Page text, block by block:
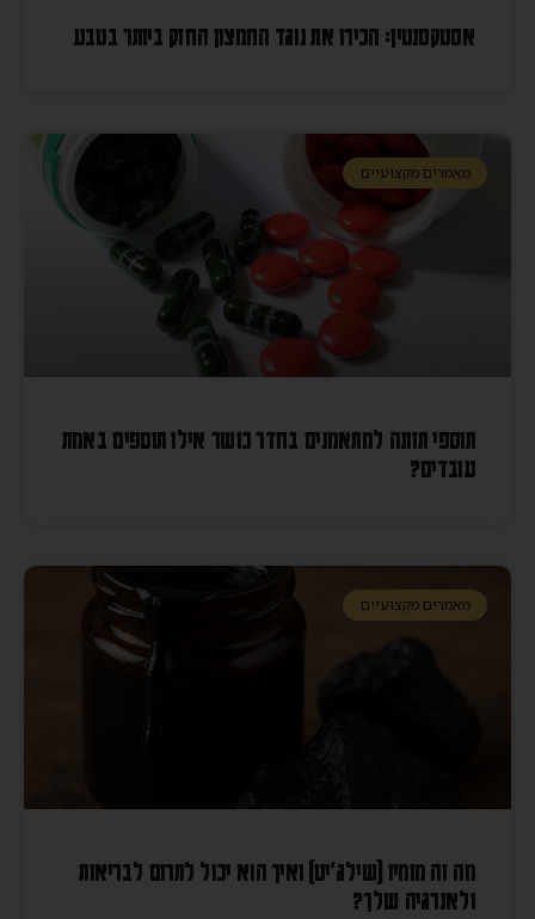
אסטקסנטין: הכירו את נוגד החמצון החזק ביותר בטבע
מאמרים מקצועיים
תוספי תזונה למתאמנים בחדר כושר אילו תוספים באמת
עובדים?
מאמרים מקצועיים
מה זה מומיו (שילג׳יט) ואיך הוא יכול לתרום לבריאות
ולאנרגיה שלך?